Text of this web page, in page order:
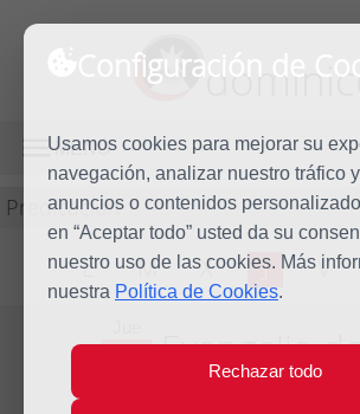
Configuración de
Usamos cookies para mejorar su
navegación, analizar nuestro tráfico
anuncios o contenidos
en “Aceptar todo” usted da su
nuestro uso de las cookies. Más
nuestra Política de Cookies.
Rechazar todo
MENÚ
Predicación
L M X J V
21 Evangelio